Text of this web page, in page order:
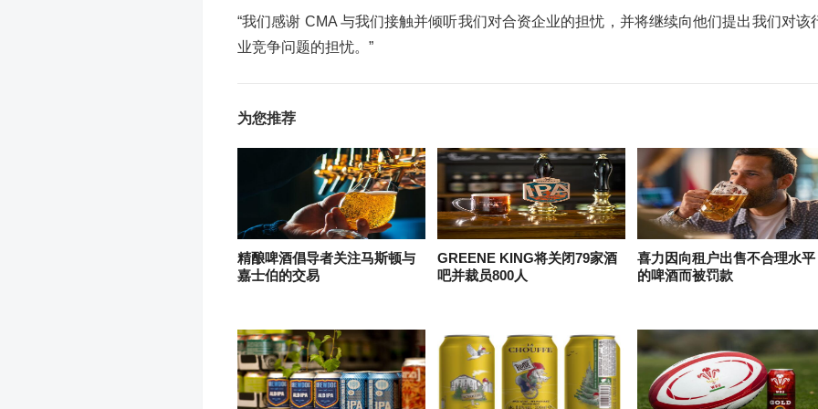
“我们感谢 CMA 与我们接触并倾听我们对合资企业的担忧，并将继续向他们提出我们对该
业竞争问题的担忧。”
为您推荐
精酿啤酒倡导者关注马斯顿与
嘉士伯的交易
GREENE KING将关闭79家酒
吧并裁员800人
喜力因向租户出售不合理水平
的啤酒而被罚款